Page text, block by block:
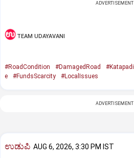
ADVERTISEMENT
TEAM UDAYAVANI
#RoadCondition #DamagedRoad #Katapadi
e
#FundsScarcity #LocalIssues
ADVERTISEMENT
ಉಡುಪಿ AUG 6, 2026, 3:30 PM IST